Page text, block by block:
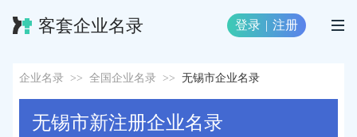
客套企业名录 登录 | 注册
企业名录 >> 全国企业名录 >> 无锡市企业名录
无锡市新注册企业名录